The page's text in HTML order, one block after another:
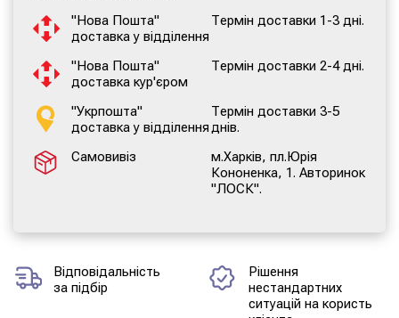
"Нова Пошта"
доставка у відділення
Термін доставки 1-3 дні.
"Нова Пошта"
доставка кур'єром
Термін доставки 2-4 дні.
"Укрпошта"
доставка у відділення
Термін доставки 3-5
днів.
Самовивіз
м.Харків, пл.Юрія
Кононенка, 1. Авторинок
"ЛОСК".
Відповідальність
за підбір
Рішення
нестандартних
ситуацій на користь